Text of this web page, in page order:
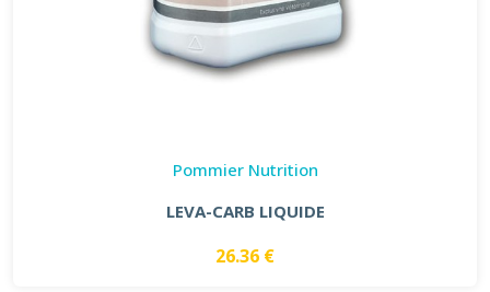
Pommier Nutrition
LEVA-CARB LIQUIDE
26.36 €